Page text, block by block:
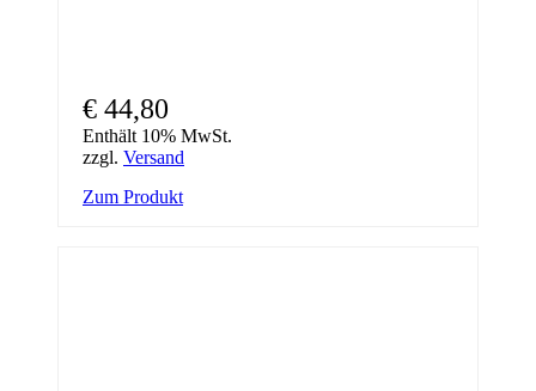
€ 44,80
Enthält 10% MwSt.
zzgl. Versand
Zum Produkt